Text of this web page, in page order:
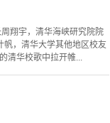
翔宇，清华海峡研究院院
帆，清华大学其他地区校友
清华校歌中拉开帷...